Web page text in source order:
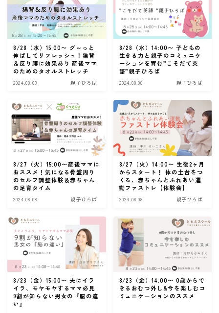
8/28（水）15:00〜 グ～っと
伸ばしてリフレッシュ！猫背
＆反り腰に効果あり 産後ママ
のためのタオルストレッチ
2024.08.08 親子ひろば
8/28（水）14:00〜 子どもの
生きる力と親子のコミュニケ
ーションを育む”こそだて英
語”親子ひろば
2024.08.08 親子ひろば
8/27（火）15:00〜産後ママに
おススメ！気になる骨盤周り
のセルフ調整体験＆赤ちゃん
の足育タイム
2024.08.08 親子ひろば
8/27（火）14:00〜 生後2ヶ月
からスタート！ 体の土台をつ
くる、赤ちゃんとふれあい運
動ファストレ【体験会】
2024.08.08 親子ひろば
8/23（金）15:00〜 夫にイラ
イラ、モヤモヤするママ必見
9割が知らない男女の『脳の違
い』
8/23（金）14:00〜 0歳からで
きるおむつ外し&今を楽しむコ
ミュニケーションのススメ